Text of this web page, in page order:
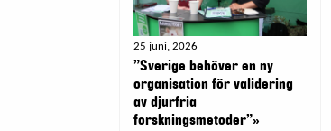
25 juni, 2026
”Sverige behöver en ny
organisation för validering
av djurfria
forskningsmetoder”»